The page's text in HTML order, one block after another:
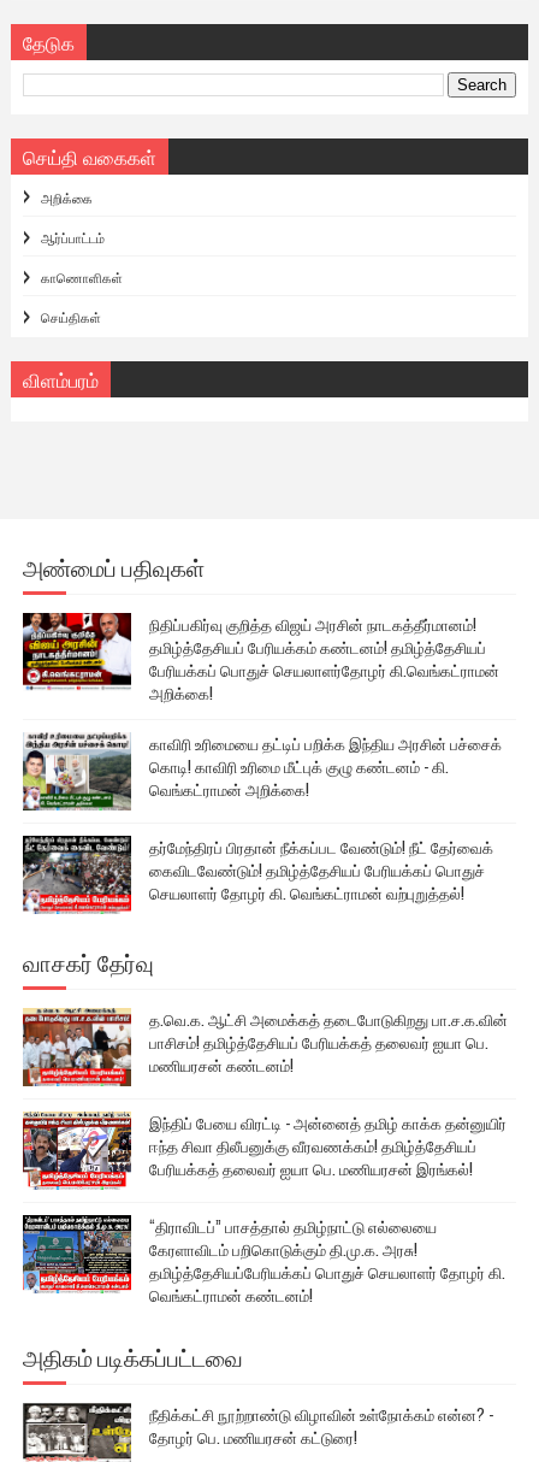
தேடுக
செய்தி வகைகள்
அறிக்கை
ஆர்ப்பாட்டம்
காணொளிகள்
செய்திகள்
விளம்பரம்
அண்மைப் பதிவுகள்
நிதிப்பகிர்வு குறித்த விஜய் அரசின் நாடகத்தீர்மானம்!
தமிழ்த்தேசியப் பேரியக்கம் கண்டனம்! தமிழ்த்தேசியப்
பேரியக்கப் பொதுச் செயலாளர்தோழர் கி.வெங்கட்ராமன்
அறிக்கை!
காவிரி உரிமையை தட்டிப் பறிக்க இந்திய அரசின் பச்சைக்
கொடி! காவிரி உரிமை மீட்புக் குழு கண்டனம் - கி.
வெங்கட்ராமன் அறிக்கை!
தர்மேந்திரப் பிரதான் நீக்கப்பட வேண்டும்! நீட் தேர்வைக்
கைவிடவேண்டும்! தமிழ்த்தேசியப் பேரியக்கப் பொதுச்
செயலாளர் தோழர் கி. வெங்கட்ராமன் வற்புறுத்தல்!
வாசகர் தேர்வு
த.வெ.க. ஆட்சி அமைக்கத் தடைபோடுகிறது பா.ச.க.வின்
பாசிசம்! தமிழ்த்தேசியப் பேரியக்கத் தலைவர் ஐயா பெ.
மணியரசன் கண்டனம்!
இந்திப் பேயை விரட்டி - அன்னைத் தமிழ் காக்க தன்னுயிர்
ஈந்த சிவா திலீபனுக்கு வீரவணக்கம்! தமிழ்த்தேசியப்
பேரியக்கத் தலைவர் ஐயா பெ. மணியரசன் இரங்கல்!
“திராவிடப்” பாசத்தால் தமிழ்நாட்டு எல்லையை
கேரளாவிடம் பறிகொடுக்கும் தி.மு.க. அரசு!
தமிழ்த்தேசியப்பேரியக்கப் பொதுச் செயலாளர் தோழர் கி.
வெங்கட்ராமன் கண்டனம்!
அதிகம் படிக்கப்பட்டவை
நீதிக்கட்சி நூற்றாண்டு விழாவின் உள்நோக்கம் என்ன? -
தோழர் பெ. மணியரசன் கட்டுரை!